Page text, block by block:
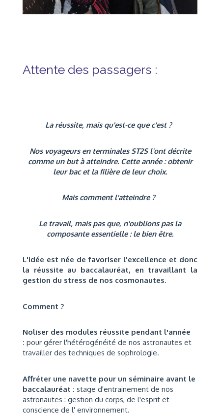
Attente des passagers :
La réussite, mais qu'est-ce que c'est ?
Nos voyageurs en terminales ST2S l'ont décrite
comme un but à atteindre. Cette année : obtenir
leur bac et la filière de leur choix.
Mais comment l'atteindre ?
Le travail, mais pas que, n'oublions pas la
composante essentielle : le bien être.
L'idée est née de favoriser l'excellence et donc
la réussite au baccalauréat, en travaillant la
gestion du stress de nos cosmonautes.
Comment ?
Noliser des modules réussite pendant l'année
: pour gérer l'hétérogénéité de nos astronautes et
travailler des techniques de sophrologie.
Affréter une navette pour un séminaire avant le
baccalauréat : stage d'entrainement de nos
astronautes : gestion du corps, de l'esprit et
conscience de l' environnement.